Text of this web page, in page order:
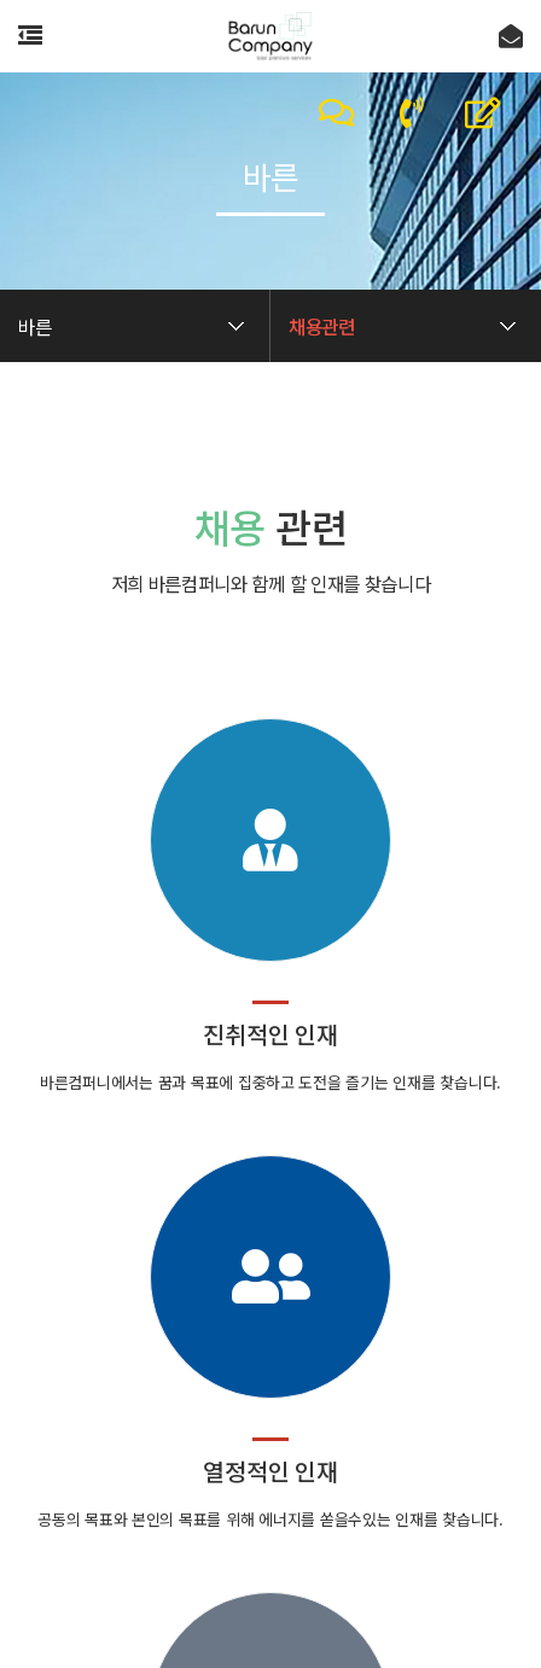
바른 채용관련
바른
채용 관련
저희 바른컴퍼니와 함께 할 인재를 찾습니다
진취적인 인재
바른컴퍼니에서는 꿈과 목표에 집중하고 도전을 즐기는 인재를 찾습니다.
열정적인 인재
공동의 목표와 본인의 목표를 위해 에너지를 쏟을수있는 인재를 찾습니다.